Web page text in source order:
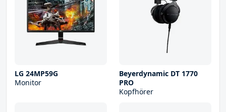
LG 24MP59G
Monitor
Beyerdynamic DT 1770
PRO
Kopfhörer